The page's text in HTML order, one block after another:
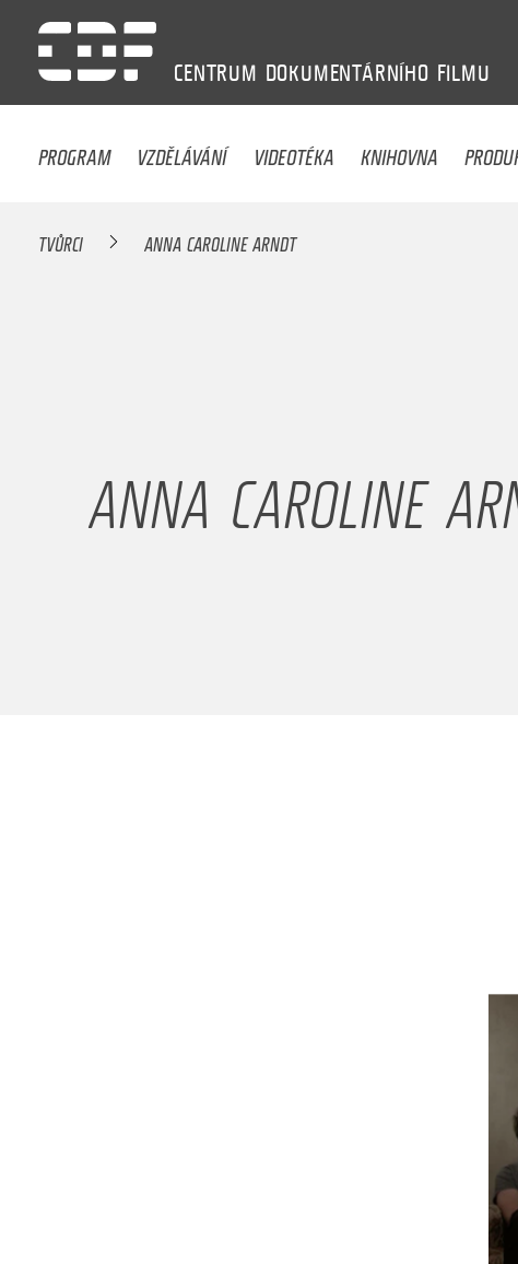
CENTRUM DOKUMENTÁRNÍHO FILMU
PROGRAM VZDĚLÁVÁNÍ VIDEOTÉKA KNIHOVNA
TVŮRCI ANNA CAROLINE ARNDT
ANNA CAROLINE